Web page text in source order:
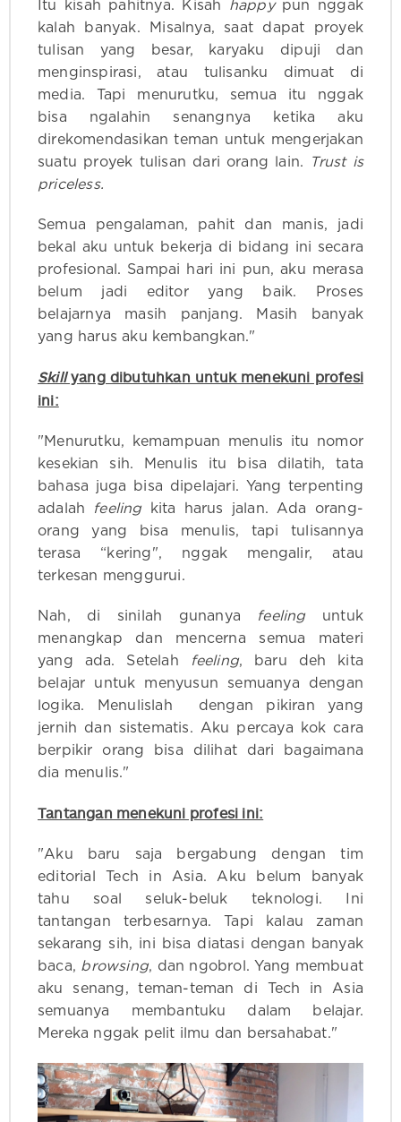
Itu kisah pahitnya. Kisah happypun nggak
kalah banyak. Misalnya, saat dapat proyek
tulisan yang besar, karyaku dipuji dan
menginspirasi, atau tulisanku dimuat di
media. Tapi menurutku, semua itu nggak
bisa ngalahin senangnya ketika aku
direkomendasikan teman untuk mengerjakan
suatu proyek tulisan dari orang lain.
Trust is
priceless.
Semua pengalaman, pahit dan manis, jadi
bekal aku untuk bekerja di bidang ini secara
profesional. Sampai hari ini pun, aku merasa
belum jadi editor yang baik. Proses
belajarnya masih panjang. Masih banyak
yang harus aku kembangkan."
Skillyang dibutuhkan untuk menekuni profesi
ini:
"Menurutku, kemampuan menulis itu nomor
kesekian sih. Menulis itu bisa dilatih, tata
bahasa juga bisa dipelajari. Yang terpenting
adalah
feeling kita harus jalan. Ada orang-
orang yang bisa menulis, tapi tulisannya
terasa “kering", nggak mengalir, atau
terkesan menggurui.
Nah, di sinilah gunanya feeling untuk
menangkap dan mencerna semua materi
yang ada. Setelah
feeling, baru deh kita
belajar untuk menyusun semuanya dengan
logika. Menulislah dengan pikiran yang
jernih dan sistematis. Aku percaya kok cara
berpikir orang bisa dilihat dari bagaimana
dia menulis."
Tantangan menekuni profesi ini:
"Aku baru saja bergabung dengan tim
editorial Tech in Asia. Aku belum banyak
tahu soal seluk-beluk teknologi. Ini
tantangan terbesarnya. Tapi kalau zaman
sekarang sih, ini bisa diatasi dengan banyak
baca, browsing, dan ngobrol. Yang membuat
aku senang, teman-teman di Tech in Asia
semuanya membantuku dalam belajar.
Mereka nggak pelit ilmu dan bersahabat."